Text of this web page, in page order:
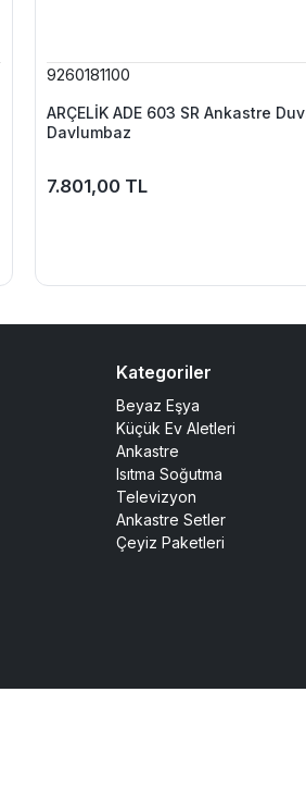
9260181100
ARÇELİK ADE 603 SR Ankastre
Davlumbaz
7.801,00 TL
Kategoriler
Beyaz Eşya
Küçük Ev Aletleri
Ankastre
Isıtma Soğutma
Televizyon
Ankastre Setler
Çeyiz Paketleri